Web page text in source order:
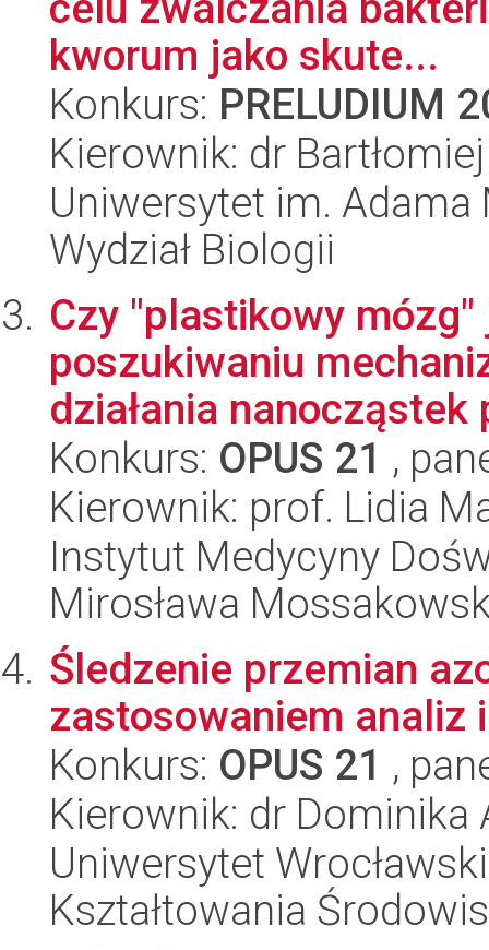
kworum jako skute...
Konkurs: PRELUDIUM
Kierownik: dr
Uniwersytet im.
Wydział Biologii
Czy "plastikowy
poszukiwaniu
działania nanocząstek
Konkurs: OPUS 21 ,
Kierownik: prof. Lidia
Instytut Medycyny
Mirosława
Śledzenie przemian
zastosowaniem analiz
Konkurs: OPUS 21 ,
Kierownik: dr Dominika
Uniwersytet
Kształtowania